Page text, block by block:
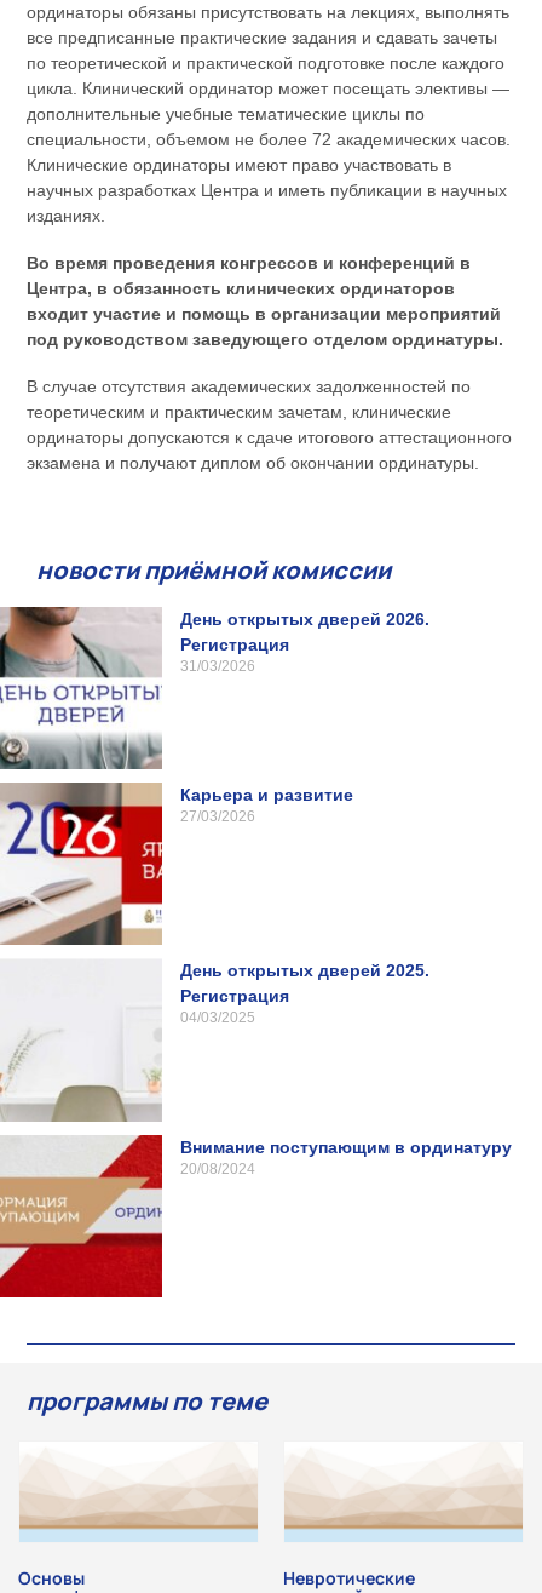
ординаторы обязаны присутствовать на лекциях, выполнять
все предписанные практические задания и сдавать зачеты
по теоретической и практической подготовке после каждого
цикла. Клинический ординатор может посещать элективы —
дополнительные учебные тематические циклы по
специальности, объемом не более 72 академических часов.
Клинические ординаторы имеют право участвовать в
научных разработках Центра и иметь публикации в научных
изданиях.
Во время проведения конгрессов и конференций в
Центра, в обязанность клинических ординаторов
входит участие и помощь в организации мероприятий
под руководством заведующего отделом ординатуры.
В случае отсутствия академических задолженностей по
теоретическим и практическим зачетам, клинические
ординаторы допускаются к сдаче итогового аттестационного
экзамена и получают диплом об окончании ординатуры.
новости приёмной комиссии
День открытых дверей 2026.
Регистрация
31/03/2026
Карьера и развитие
27/03/2026
День открытых дверей 2025.
Регистрация
04/03/2025
Внимание поступающим в ординатуру
20/08/2024
программы по теме
Основы Невротические